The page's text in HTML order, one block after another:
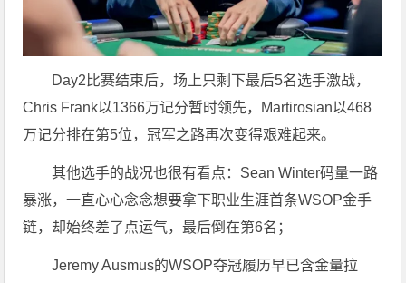
Day2比赛结束后，场上只剩下最后5名选手激战，
Chris Frank以1366万记分暂时领先，Martirosian以468
万记分排在第5位，冠军之路再次变得艰难起来。
其他选手的战况也很有看点：Sean Winter码量一路
暴涨，一直心心念念想要拿下职业生涯首条WSOP金手
链，却始终差了点运气，最后倒在第6名；
Jeremy Ausmus的WSOP夺冠履历早已含金量拉